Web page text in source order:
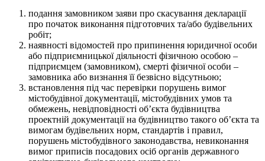
подання замовником заяви про скасування декларації
про початок виконання підготовчих та/або будівельних
робіт;
наявності відомостей про припинення юридичної особи
або підприємницької діяльності фізичною особою –
підприємцем (замовником), смерті фізичної особи –
замовника або визнання її безвісно відсутньою;
встановлення під час перевірки порушень вимог
містобудівної документації, містобудівних умов та
обмежень, невідповідності об’єкта будівництва
проектній документації на будівництво такого об’єкта та
вимогам будівельних норм, стандартів і правил,
порушень містобудівного законодавства, невиконання
вимог приписів посадових осіб органів державного